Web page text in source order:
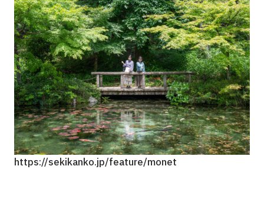
https://sekikanko.jp/feature/monet